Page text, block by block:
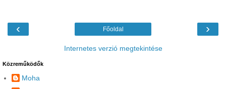
‹ ›
Főoldal
Internetes verzió megtekintése
Közreműködők
Moha